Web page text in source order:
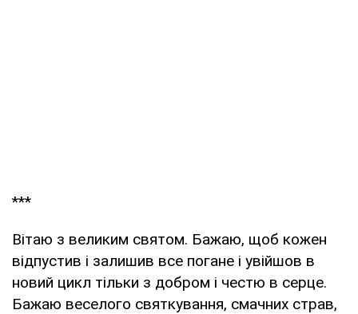
***
Вітаю з великим святом. Бажаю, щоб кожен
відпустив і залишив все погане і увійшов в
новий цикл тільки з добром і честю в серце.
Бажаю веселого святкування, смачних страв,